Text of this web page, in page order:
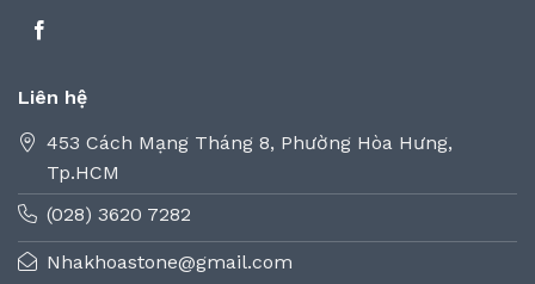
Liên hệ
453 Cách Mạng Tháng 8, Phường Hòa Hưng,
Tp.HCM
(028) 3620 7282
Nhakhoastone@gmail.com